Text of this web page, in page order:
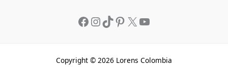
Copyright © 2026 Lorens Colombia